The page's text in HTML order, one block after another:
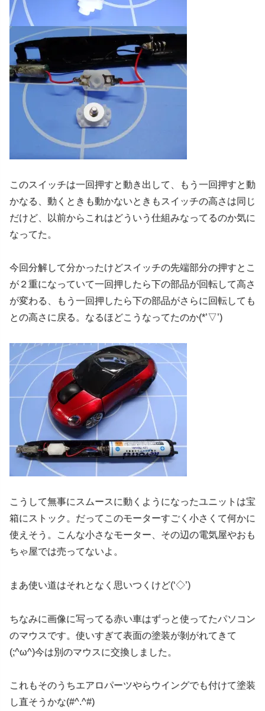
このスイッチは一回押すと動き出して、もう一回押すと動
かなる、動くときも動かないときもスイッチの高さは同じ
だけど、以前からこれはどういう仕組みなってるのか気に
なってた。
今回分解して分かったけどスイッチの先端部分の押すとこ
が２重になっていて一回押したら下の部品が回転して高さ
が変わる、もう一回押したら下の部品がさらに回転しても
との高さに戻る。なるほどこうなってたのか(*’▽’)
こうして無事にスムースに動くようになったユニットは宝
箱にストック。だってこのモーターすごく小さくて何かに
使えそう。こんな小さなモーター、その辺の電気屋やおも
ちゃ屋では売ってないよ。
まあ使い道はそれとなく思いつくけど(‘◇’)ゞ
ちなみに画像に写ってる赤い車はずっと使ってたパソコン
のマウスです。使いすぎて表面の塗装が剝がれてきて
(;^ω^)今は別のマウスに交換しました。
これもそのうちエアロパーツやらウイングでも付けて塗装
し直そうかな(#^.^#)